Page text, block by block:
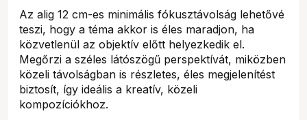
Az alig 12 cm-es minimális fókusztávolság lehetővé
teszi, hogy a téma akkor is éles maradjon, ha
közvetlenül az objektív előtt helyezkedik el.
Megőrzi a széles látószögű perspektívát, miközben
közeli távolságban is részletes, éles megjelenítést
biztosít, így ideális a kreatív, közeli
kompozíciókhoz.